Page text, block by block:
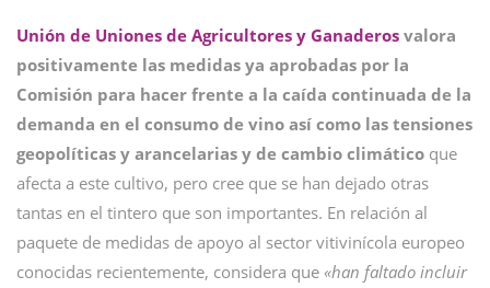
Unión de Uniones de Agricultores y Ganaderos valora
positivamente las medidas ya aprobadas por la
Comisión para hacer frente a la caída continuada de la
demanda en el consumo de vino así como las tensiones
geopolíticas y arancelarias y de cambio climático que
afecta a este cultivo, pero cree que se han dejado otras
tantas en el tintero que son importantes. En relación al
paquete de medidas de apoyo al sector vitivinícola europeo
conocidas recientemente, considera que «han faltado incluir